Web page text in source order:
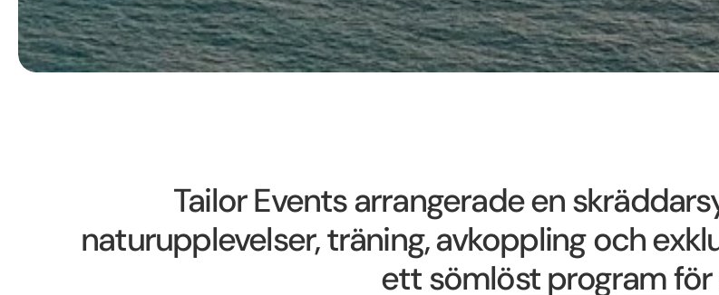
Tailor Events arrangerade en
naturupplevelser, träning, avkoppling och
ett sömlöst program